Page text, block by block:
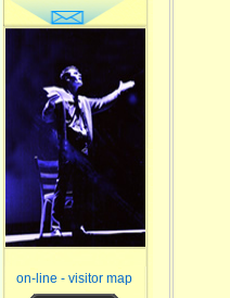
on-line - visitor map